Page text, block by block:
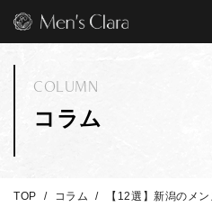
コラム
COLUMN
TOP コラム 【12選】新潟のメ